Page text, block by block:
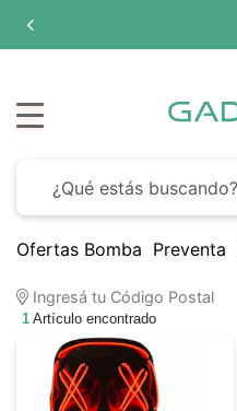
Ofertas Bomba Preventa
Ingresá tu Código Postal
1 Artículo encontrado